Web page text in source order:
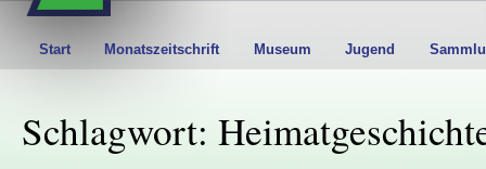
Start Monatszeitschrift Museum Jugend
Schlagwort: